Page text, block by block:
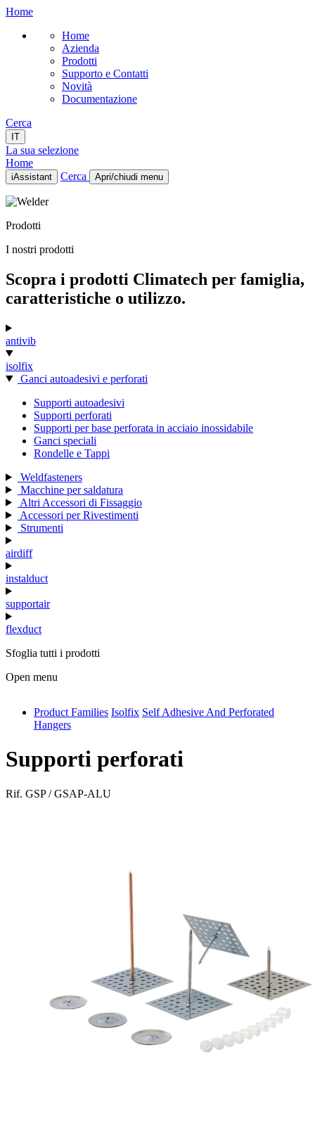
Home
Home
Azienda
Prodotti
Supporto e Contatti
Novità
Documentazione
Cerca
IT
La sua selezione
Home
iAssistant Cerca Apri/chiudi menu
Home
Prodotti
Novità
IT
Prodotti
I nostri prodotti
Scopra i prodotti Climatech per famiglia,
caratteristiche o utilizzo.
antivib
isolfix
Ganci autoadesivi e perforati
Supporti autoadesivi
Supporti perforati
Supporti per base perforata in acciaio inossidabile
Ganci speciali
Rondelle e Tappi
Weldfasteners
Macchine per saldatura
Altri Accessori di Fissaggio
Accessori per Rivestimenti
Strumenti
airdiff
instalduct
supportair
flexduct
Sfoglia tutti i prodotti
Open menu
antivib
airdiff
instalduct
Product Families Isolfix Self Adhesive And Perforated
Hangers
Supporti perforati
Rif. GSP / GSAP-ALU